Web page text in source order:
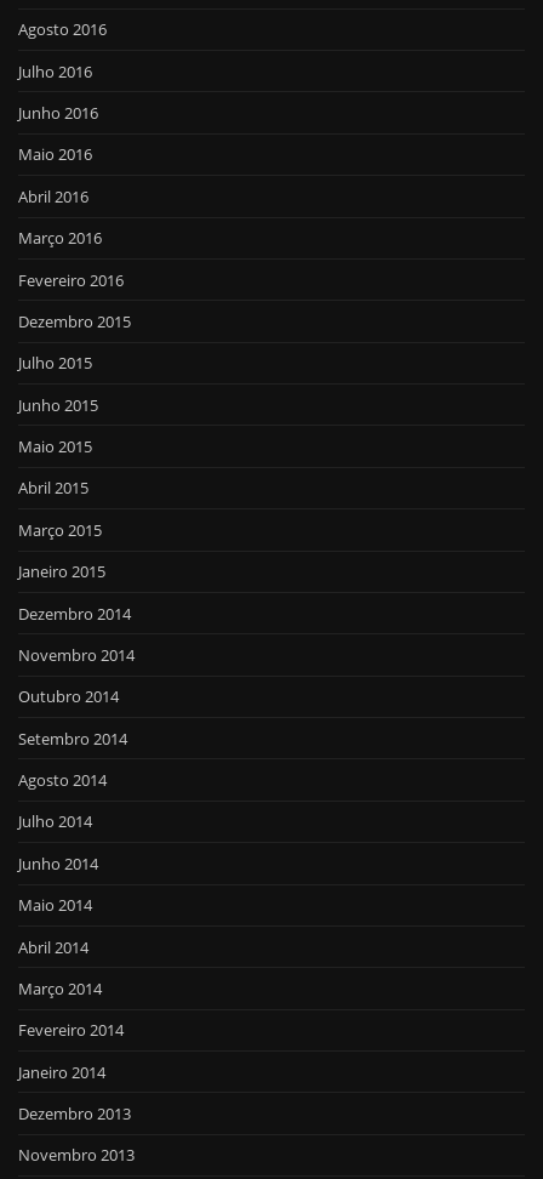
Agosto 2016
Julho 2016
Junho 2016
Maio 2016
Abril 2016
Março 2016
Fevereiro 2016
Dezembro 2015
Julho 2015
Junho 2015
Maio 2015
Abril 2015
Março 2015
Janeiro 2015
Dezembro 2014
Novembro 2014
Outubro 2014
Setembro 2014
Agosto 2014
Julho 2014
Junho 2014
Maio 2014
Abril 2014
Março 2014
Fevereiro 2014
Janeiro 2014
Dezembro 2013
Novembro 2013